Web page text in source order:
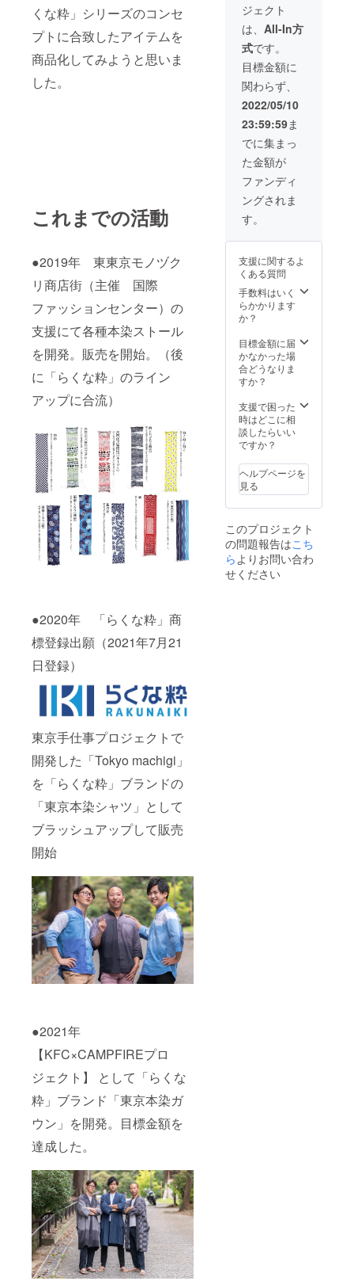
くな粋」シリーズのコンセ
プトに合致したアイテムを
商品化してみようと思いま
した。
これまでの活動
●2019年 東東京モノヅク
リ商店街（主催 国際
ファッションセンター）の
支援にて各種本染ストール
を開発。販売を開始。（後
に「らくな粋」のライン
アップに合流）
●2020年 「らくな粋」商
標登録出願（2021年7月21
日登録）
東京手仕事プロジェクトで
開発した「Tokyo machigi」
を「らくな粋」ブランドの
「東京本染シャツ」として
ブラッシュアップして販売
開始
●2021年
【KFC×CAMPFIREプロ
ジェクト】 として「らくな
粋」ブランド「東京本染ガ
ウン」を開発。目標金額を
達成した。
ジェクト
は、 All-In方
式です。
目標金額に
関わらず、
2022/05/10
23:59:59ま
でに集まっ
た金額が
ファンディ
ングされま
す。
支援に関するよ
くある質問
手数料はいく
らかかります
か？
目標金額に届
かなかった場
合どうなりま
すか？
支援で困った
時はどこに相
談したらいい
ですか？
ヘルプページを
見る
このプロジェクト
の問題報告はこち
らよりお問い合わ
せください